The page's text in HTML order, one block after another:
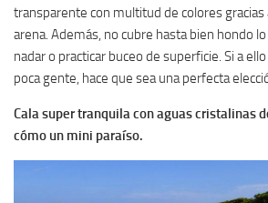
transparente con multitud de colores gracias
arena. Además, no cubre hasta bien hondo
nadar o practicar buceo de superficie. Si a
poca gente, hace que sea una perfecta
Cala super tranquila con aguas cristalinas
cómo un mini paraíso.